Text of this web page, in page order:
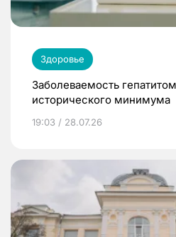
Здоровье
Заболеваемость
исторического минимума
19:03 / 28.07.26